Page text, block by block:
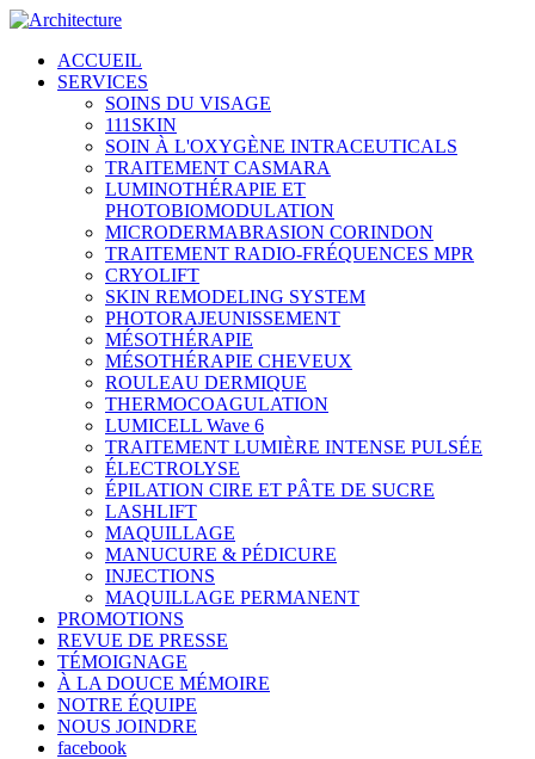
ACCUEIL
SERVICES
SOINS DU VISAGE
111SKIN
SOIN À L'OXYGÈNE INTRACEUTICALS
TRAITEMENT CASMARA
LUMINOTHÉRAPIE ET
PHOTOBIOMODULATION
MICRODERMABRASION CORINDON
TRAITEMENT RADIO-FRÉQUENCES MPR
CRYOLIFT
SKIN REMODELING SYSTEM
PHOTORAJEUNISSEMENT
MÉSOTHÉRAPIE
MÉSOTHÉRAPIE CHEVEUX
ROULEAU DERMIQUE
THERMOCOAGULATION
LUMICELL Wave 6
TRAITEMENT LUMIÈRE INTENSE PULSÉE
ÉLECTROLYSE
ÉPILATION CIRE ET PÂTE DE SUCRE
LASHLIFT
MAQUILLAGE
MANUCURE & PÉDICURE
INJECTIONS
MAQUILLAGE PERMANENT
PROMOTIONS
REVUE DE PRESSE
TÉMOIGNAGE
À LA DOUCE MÉMOIRE
NOTRE ÉQUIPE
NOUS JOINDRE
facebook